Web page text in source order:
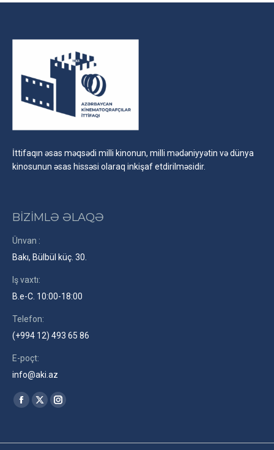
İttifaqın əsas məqsədi milli kinonun, milli mədəniyyətin və dünya
kinosunun əsas hissəsi olaraq inkişaf etdirilməsidir.
BİZİMLƏ ƏLAQƏ
Ünvan :
Bakı, Bülbül küç. 30.
Iş vaxtı:
B.e-C. 10:00-18:00
Telefon:
(+994 12) 493 65 86
E-poçt:
info@aki.az
Find us on:
Facebook
X
Instagram